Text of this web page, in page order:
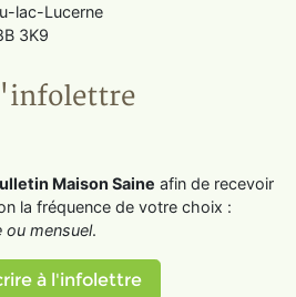
lac-Lucerne
3K9
Maison Saine afin de recevoir
la fréquence de votre choix :
ou mensuel.
à l'infolettre